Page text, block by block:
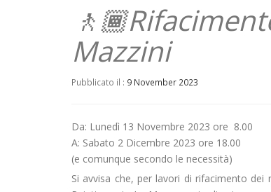
Mazzini
Pubblicato il : 9 November 2023
Da: Lunedì 13 Novembre 2023 ore 8.00
A: Sabato 2 Dicembre 2023 ore 18.00
(e comunque secondo le necessità)
Si avvisa che, per lavori di rifacimento